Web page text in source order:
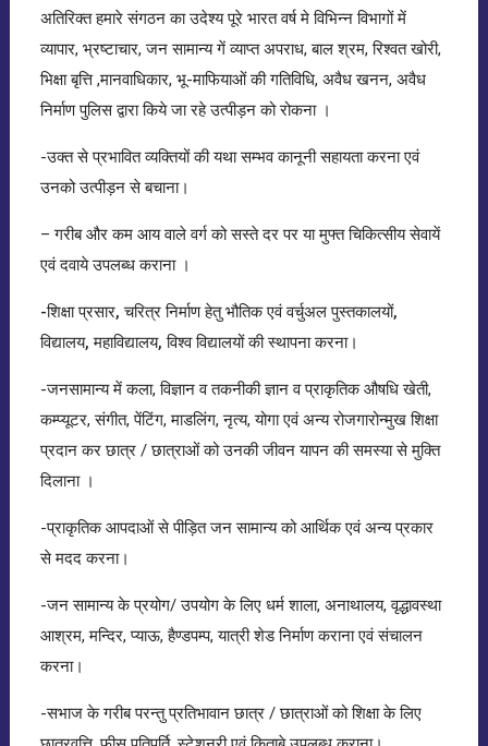
अतिरिक्त हमारे संगठन का उदेश्य पूरे भारत वर्ष मे विभिन्न विभागों में
व्यापार, भ्रष्टाचार, जन सामान्य गें व्याप्त अपराध, बाल श्रम, रिश्वत खोरी,
भिक्षा बृत्ति ,मानवाधिकार, भू-माफियाओं की गतिविधि, अवैध खनन, अवैध
निर्माण पुलिस द्वारा किये जा रहे उत्पीड़न को रोकना ।
-उक्त से प्रभावित व्यक्तियों की यथा सम्भव कानूनी सहायता करना एवं
उनको उत्पीड़न से बचाना।
– गरीब और कम आय वाले वर्ग को सस्ते दर पर या मुफ्त चिकित्सीय सेवायें
एवं दवाये उपलब्ध कराना ।
-शिक्षा प्रसार, चरित्र निर्माण हेतु भौतिक एवं वर्चुअल पुस्तकालयों,
विद्यालय, महाविद्यालय, विश्व विद्यालयों की स्थापना करना।
-जनसामान्य में कला, विज्ञान व तकनीकी ज्ञान व प्राकृतिक औषधि खेती,
कम्प्यूटर, संगीत, पेंटिंग, माडलिंग, नृत्य, योगा एवं अन्य रोजगारोन्मुख शिक्षा
प्रदान कर छात्र / छात्राओं को उनकी जीवन यापन की समस्या से मुक्ति
दिलाना ।
-प्राकृतिक आपदाओं से पीड़ित जन सामान्य को आर्थिक एवं अन्य प्रकार
से मदद करना।
-जन सामान्य के प्रयोग/ उपयोग के लिए धर्म शाला, अनाथालय, वृद्धावस्था
आश्रम, मन्दिर, प्याऊ, हैण्डपम्प, यात्री शेड निर्माण कराना एवं संचालन
करना।
-सभाज के गरीब परन्तु प्रतिभावान छात्र / छात्राओं को शिक्षा के लिए